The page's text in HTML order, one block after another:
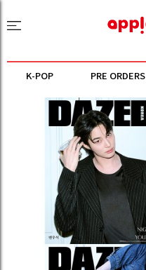
K-POP PRE ORDERS